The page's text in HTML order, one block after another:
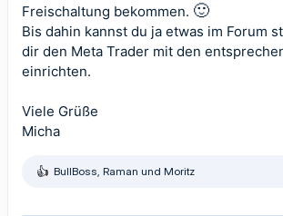
Freischaltung bekommen. 🙂
Bis dahin kannst du ja etwas im Forum
dir den Meta Trader mit den
einrichten.
Viele Grüße
Micha
R
BullBoss, Raman und Moritz